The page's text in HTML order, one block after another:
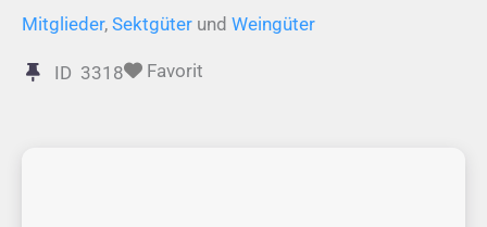
Mitglieder, Sektgüter und Weingüter
ID 3318 Favorit